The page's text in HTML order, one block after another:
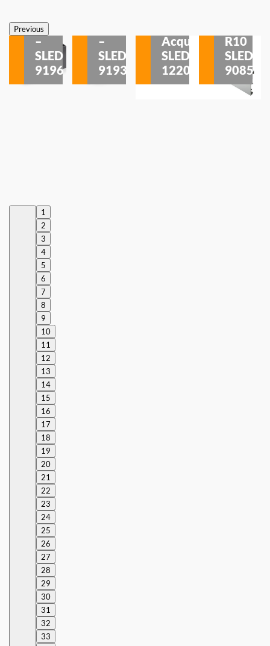
PreviousSobrepor
–
SLED
9196
–
SLED
9193
Acqua
SLED
1220
R10
SLED
9085
1
2
3
4
5
6
7
8
9
10
11
12
13
14
15
16
17
18
19
20
21
22
23
24
25
26
27
28
29
30
31
32
33